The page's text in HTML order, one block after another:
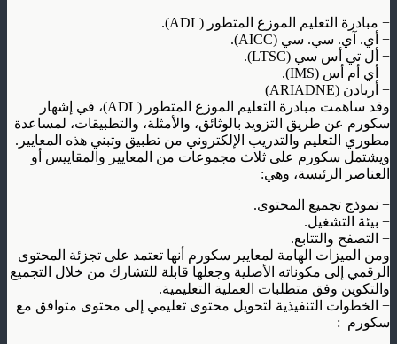
− مبادرة التعليم الموزع المتطور (ADL).
− أي. آي. سي. سي (AICC).
− أل تي أس سي (LTSC).
− أي أم أس (IMS).
− أريادن (ARIADNE)
وقد ساهمت مبادرة التعليم الموزع المتطور (ADL)
، في إشهار
سكورم عن طريق التزويد بالوثائق، والأمثلة، والتطبيقات، لمساعدة
مطوري التعليم والتدريب الإلكتروني من تطبيق وتبني هذه المعايير.
ويشتمل سكورم على ثلاث مجموعات من المعايير والمقاييس أو
العناصر الرئيسة، وهي:
− نموذج تجميع المحتوى.
− بيئة التشغيل.
− التصفح والتتابع.
ومن الميزات الهامة لمعايير سكورم أنها تعتمد على تجزئة المحتوى
الرقمي إلى مكوناته الأصلية وجعلها قابلة للتشارك من خلال التجميع
والتكوين وفق متطلبات العملية التعليمية.
− الخطوات التنفيذية لتحويل محتوى تعليمي إلى محتوى متوافق مع
سكورم :